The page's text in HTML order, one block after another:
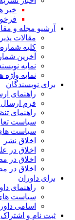
خبر
آرشیو مجله و
مقالات
کلیه
آخرین
نمایه
نمایه واژه
برای نویسندگان
راهنمای
فرم ارسال
راهنمای
سیاست
سیاست
اخلاق نشر
اخلاق در
اخلاق در
اخلاق در
برای داوران
راهنمای
سیاست
اسامی
ثبت نام و اشتراک